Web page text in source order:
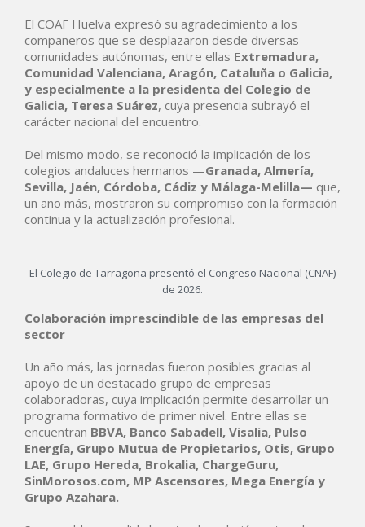
El COAF Huelva expresó su agradecimiento a los
compañeros que se desplazaron desde diversas
comunidades autónomas, entre ellas Extremadura,
Comunidad Valenciana, Aragón, Cataluña o Galicia,
y especialmente a la presidenta del Colegio de
Galicia, Teresa Suárez, cuya presencia subrayó el
carácter nacional del encuentro.
Del mismo modo, se reconoció la implicación de los
colegios andaluces hermanos —Granada, Almería,
Sevilla, Jaén, Córdoba, Cádiz y Málaga-Melilla— que,
un año más, mostraron su compromiso con la formación
continua y la actualización profesional.
El Colegio de Tarragona presentó el Congreso Nacional (CNAF)
de 2026.
Colaboración imprescindible de las empresas del
sector
Un año más, las jornadas fueron posibles gracias al
apoyo de un destacado grupo de empresas
colaboradoras, cuya implicación permite desarrollar un
programa formativo de primer nivel. Entre ellas se
encuentran BBVA, Banco Sabadell, Visalia, Pulso
Energía, Grupo Mutua de Propietarios, Otis, Grupo
LAE, Grupo Hereda, Brokalia, ChargeGuru,
SinMorosos.com, MP Ascensores, Mega Energía y
Grupo Azahara.